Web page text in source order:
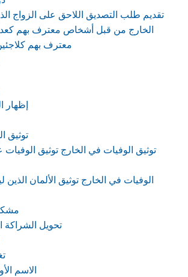
تقديم طلب التصديق اللاحق على الزواج
الخارج من قبل أشخاص معترف بهم
معترف بهم
توثيق
توثيق الوفيات في الخارج توثيق
الوفيات في الخارج توثيق الألمان
تحويل الشراكة
الاسم